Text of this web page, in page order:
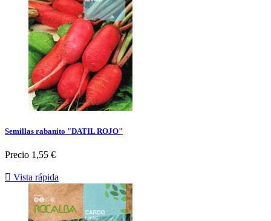
Semillas rabanito "DATIL ROJO"
Precio 1,55 €
 Vista rápida